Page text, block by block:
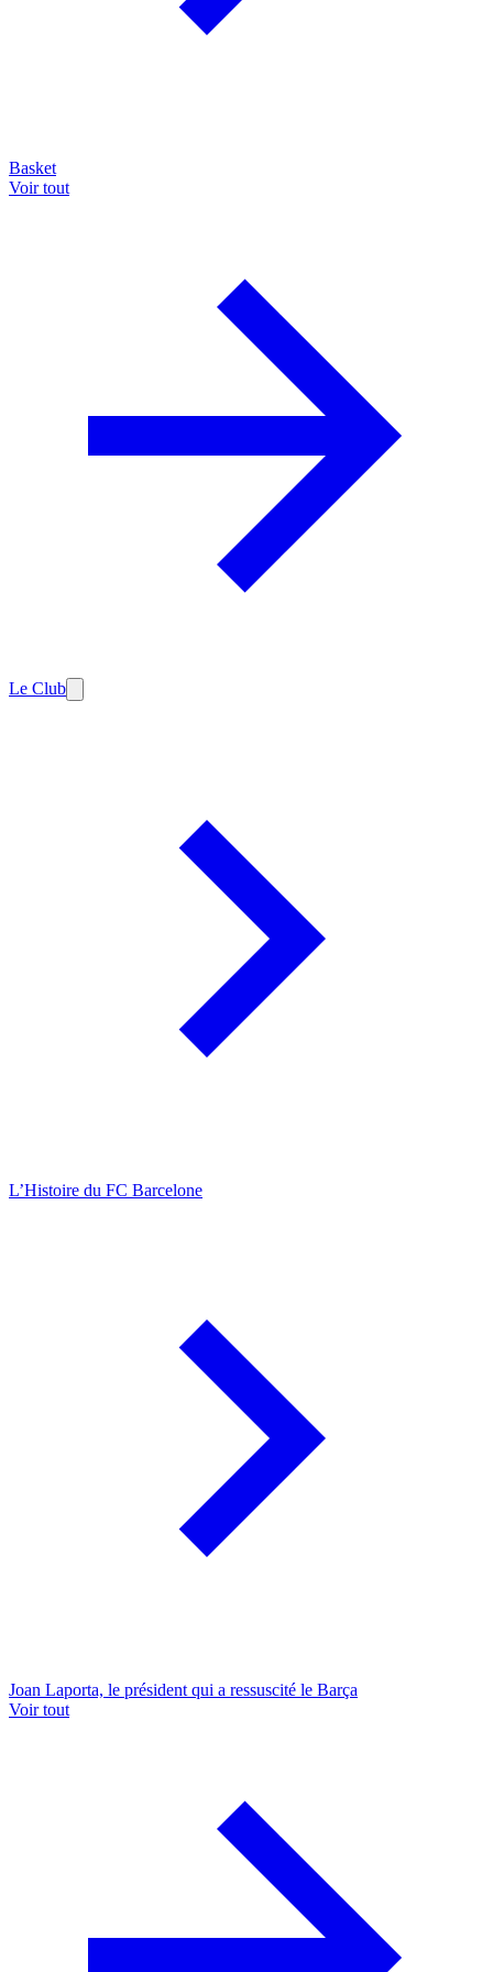
Basket
Voir tout
Le Club
L’Histoire du FC Barcelone
Joan Laporta, le président qui a ressuscité le Barça
Voir tout